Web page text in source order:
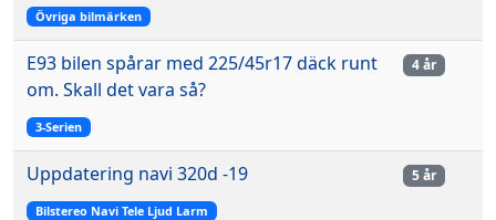
Övriga bilmärken
E93 bilen spårar med 225/45r17 däck runt
om. Skall det vara så?
3-Serien
4 år
Uppdatering navi 320d -19
Bilstereo Navi Tele Ljud Larm
5 år